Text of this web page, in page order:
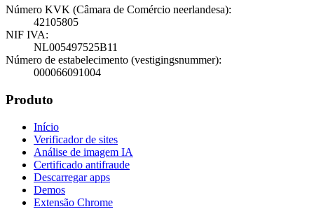
Número KVK (Câmara de Comércio neerlandesa):
42105805
NIF IVA:
NL005497525B11
Número de estabelecimento (vestigingsnummer):
000066091004
Produto
Início
Verificador de sites
Análise de imagem IA
Certificado antifraude
Descarregar apps
Demos
Extensão Chrome